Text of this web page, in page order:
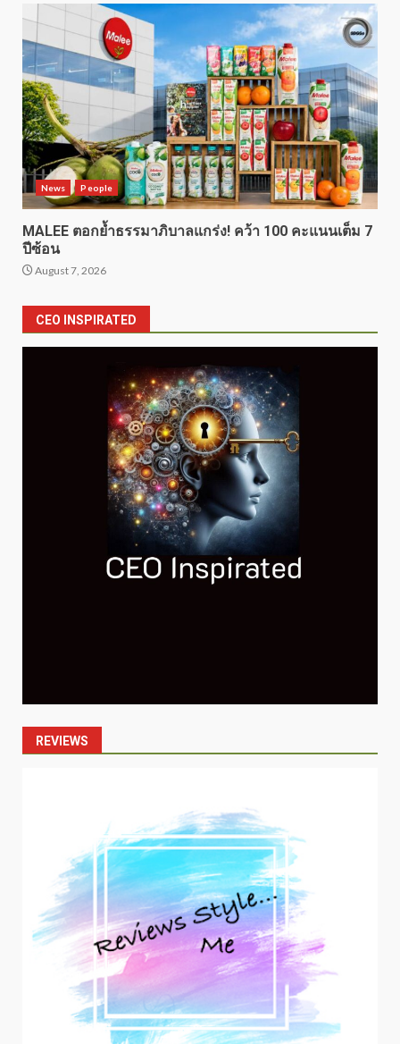
News People
MALEE ตอกย้ำธรรมาภิบาลแกร่ง! คว้า 100 คะแนนเต็ม 7
ปีซ้อน
August 7, 2026
CEO INSPIRATED
REVIEWS